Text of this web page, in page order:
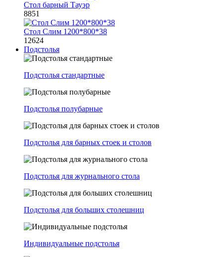
Стол барный Тауэр
8851
Стол Слим 1200*800*38
12624
Подстолья
Подстолья стандартные
Подстолья полубарные
Подстолья для барных стоек и столов
Подстолья для журнального стола
Подстолья для больших столешниц
Индивидуальные подстолья